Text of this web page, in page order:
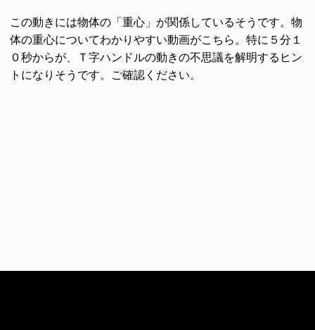
この動きには物体の「重心」が関係しているそうです。物
体の重心についてわかりやすい動画がこちら。特に５分１
０秒からが、Ｔ字ハンドルの動きの不思議を解明するヒン
トになりそうです。ご確認ください。